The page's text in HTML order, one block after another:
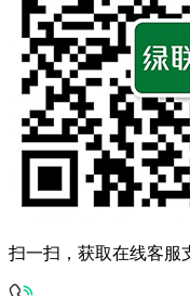
扫一扫，获取在线客服